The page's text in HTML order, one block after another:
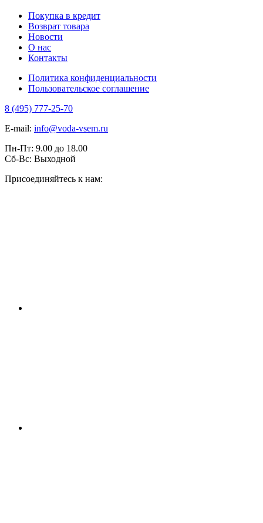
Покупка в кредит
Возврат товара
Новости
О нас
Контакты
Политика конфиденциальности
Пользовательское соглашение
8 (495) 777-25-70
E-mail: info@voda-vsem.ru
Пн-Пт: 9.00 до 18.00
Сб-Вс: Выходной
Присоединяйтесь к нам: